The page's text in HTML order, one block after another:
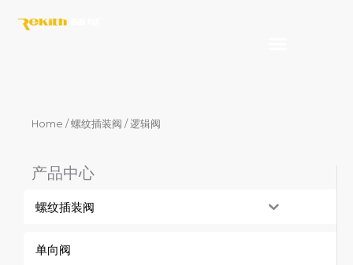
Home / 螺纹插装阀 / 逻辑阀
产品中心
螺纹插装阀
单向阀